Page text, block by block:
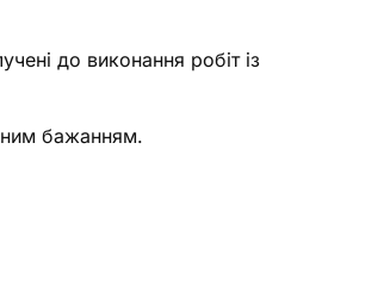
до виконання робіт із
бажанням.